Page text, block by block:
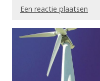
Een reactie plaatsen